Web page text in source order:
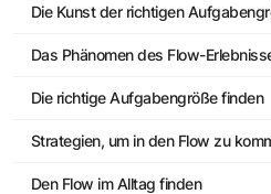
Die Kunst der richtigen
Das Phänomen des Flow-
Die richtige Aufgabengröße finden
Strategien, um in den Flow zu
Den Flow im Alltag finden